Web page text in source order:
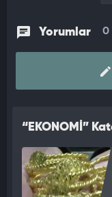
Yorumlar 0
“EKONOMİ”